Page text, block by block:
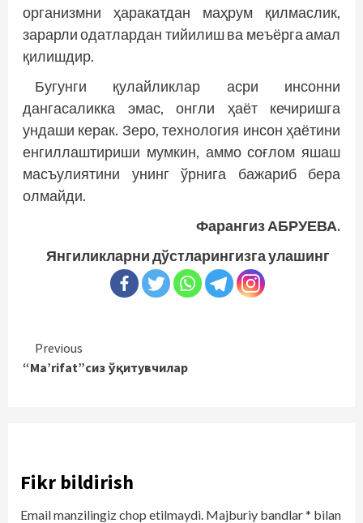
организмни ҳаракатдан маҳрум қилмаслик,
зарарли одатлардан тийилиш ва меъёрга амал
қилишдир.
Бугунги қулайликлар асри инсонни
дангасаликка эмас, онгли ҳаёт кечиришга
ундаши керак. Зеро, технология инсон ҳаётини
енгиллаштириши мумкин, аммо соғлом яшаш
масъулиятини унинг ўрнига бажариб бера
олмайди.
Фарангиз АБРУЕВА.
Янгиликларни дўстларингизга улашинг
Continue
Reading
Previous
“Ma’rifat”сиз ўқитувчилар
Fikr bildirish
Email manzilingiz chop etilmaydi. Majburiy bandlar* bilan